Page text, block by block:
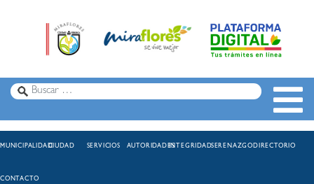
MUNICIPALIDADCIUDAD SERVICIOS AUTORIDADESINTEGRIDADSERENAZGODIRECTORIO
CONTACTO